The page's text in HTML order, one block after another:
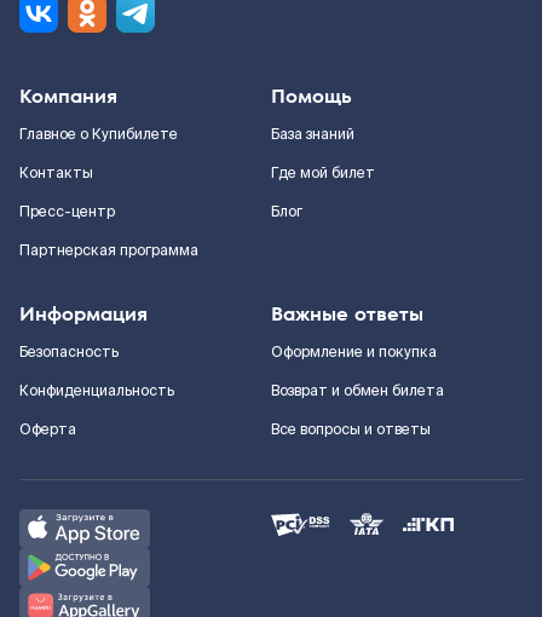
Компания
Главное о Купибилете
Контакты
Пресс-центр
Партнерская программа
Помощь
База знаний
Где мой билет
Блог
Информация
Безопасность
Конфиденциальность
Оферта
Важные ответы
Оформление и покупка
Возврат и обмен билета
Все вопросы и ответы